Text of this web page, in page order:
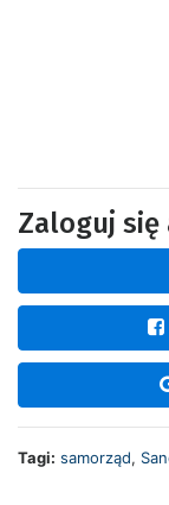
Zaloguj się
Tagi: samorząd,